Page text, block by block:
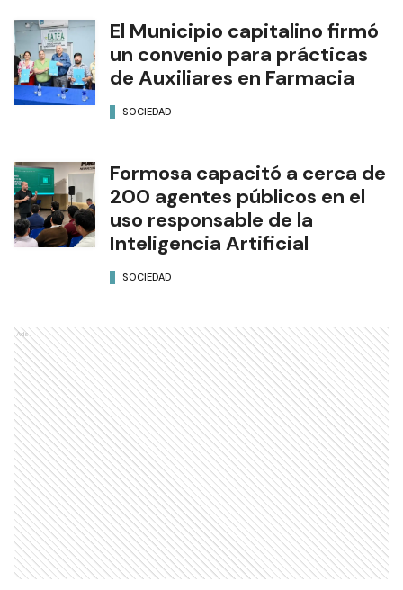
El Municipio capitalino firmó
un convenio para prácticas
de Auxiliares en Farmacia
SOCIEDAD
Formosa capacitó a cerca de
200 agentes públicos en el
uso responsable de la
Inteligencia Artificial
SOCIEDAD
Ads